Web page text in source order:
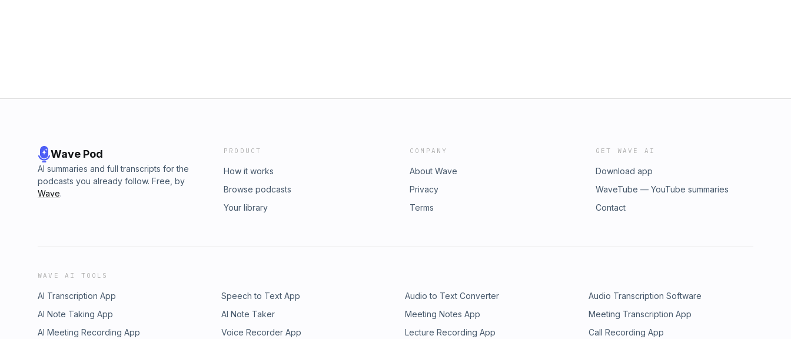
Wave Pod
AI summaries and full transcripts for the
podcasts you already follow. Free, by
Wave.
PRODUCT
How it works
Browse podcasts
Your library
COMPANY
About Wave
Privacy
Terms
GET WAVE AI
Download app
WaveTube — YouTube summaries
Contact
WAVE AI TOOLS
AI Transcription App Speech to Text App Audio to Text Converter
Audio Transcription Software
AI Note Taking App
AI Note Taker Meeting Notes App
Meeting Transcription App
AI Meeting Recording App
Voice Recorder App Lecture Recording App Call Recording App